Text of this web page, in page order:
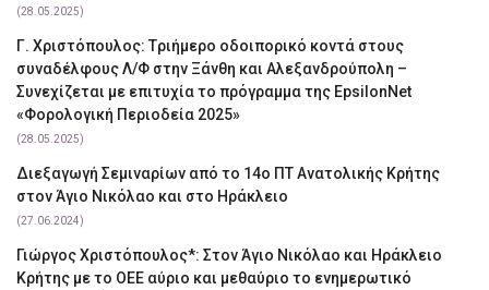
(28.05.2025)
Γ. Χριστόπουλος: Tριήμερο οδοιπορικό κοντά στους
συναδέλφους Λ/Φ στην Ξάνθη και Αλεξανδρούπολη –
Συνεχίζεται με επιτυχία το πρόγραμμα της EpsilonNet
«Φορολογική Περιοδεία 2025»
(28.05.2025)
Διεξαγωγή Σεμιναρίων από το 14ο ΠΤ Ανατολικής Κρήτης
στον Άγιο Νικόλαο και στο Ηράκλειο
(27.06.2024)
Γιώργος Χριστόπουλος*: Στον Άγιο Νικόλαο και Ηράκλειο
Κρήτης με το ΟΕΕ αύριο και μεθαύριο το ενημερωτικό